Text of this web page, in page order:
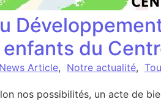
du
News Article, Notre actualité,
nos possibilités, un acte de